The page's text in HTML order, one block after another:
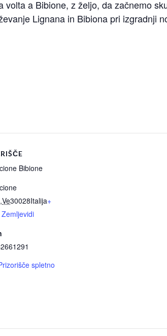
volta a Bibione, z željo, da začnemo
Lignana in Bibiona pri izgradnji
Bibione
,Ve30028Italija+
spletno